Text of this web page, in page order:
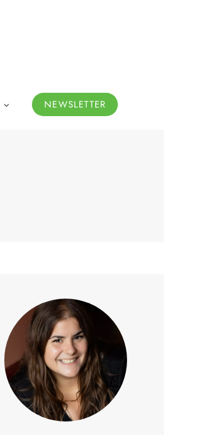
NEWSLETTER